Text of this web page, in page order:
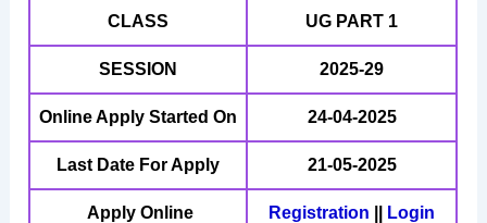
CLASS UG PART 1
SESSION 2025-29
Online Apply Started On 24-04-2025
Last Date For Apply 21-05-2025
Apply Online Registration Login